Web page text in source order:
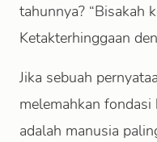
tahunnya? “Bisakah
Ketakterhinggaan
Jika sebuah
melemahkan fondasi
adalah manusia